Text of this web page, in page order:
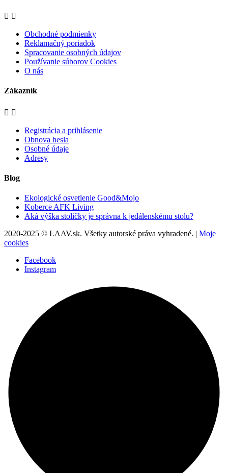
 
Obchodné podmienky
Reklamačný poriadok
Spracovanie osobných údajov
Používanie súborov Cookies
O nás
Zákazník
 
Registrácia a prihlásenie
Obnova hesla
Osobné údaje
Adresy
Blog
Ekologické osvetlenie Good&Mojo
Koberce AFK Living
Aká výška stoličky je správna k jedálenskému stolu?
2020-2025 © LAAV.sk. Všetky autorské práva vyhradené. | Moje
cookies
Facebook
Instagram